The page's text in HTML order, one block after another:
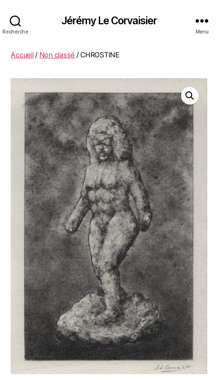
Recherche
Jérémy Le Corvaisier
Menu
Accueil/ Non classé / CHROSTINE